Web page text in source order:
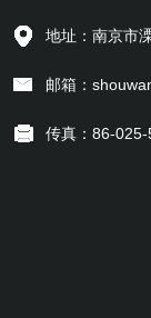
地址：南京市
邮箱：
传真：86-